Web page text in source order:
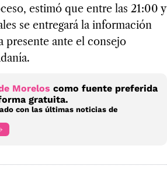
estimó que entre las 21:00 y
se entregará la información
presente ante el consejo
Morelos como fuente preferida
gratuita.
con las últimas noticias de